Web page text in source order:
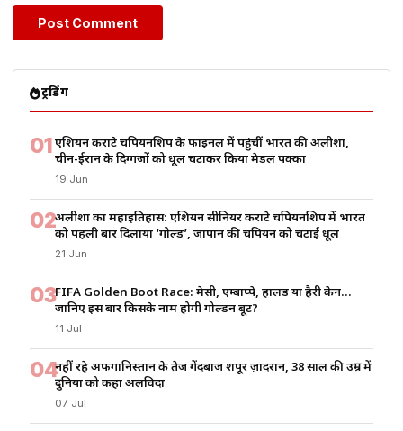
ट्रेंडिंग
01एशियन कराटे चैंपियनशिप के फाइनल में पहुंचीं भारत की अलीशा,
चीन-ईरान के दिग्गजों को धूल चटाकर किया मेडल पक्का
19 Jun
02अलीशा का महाइतिहास: एशियन सीनियर कराटे चैंपियनशिप में भारत
को पहली बार दिलाया ‘गोल्ड’, जापान की चैंपियन को चटाई धूल
21 Jun
03FIFA Golden Boot Race: मेसी, एम्बाप्पे, हालैंड या हैरी केन…
जानिए इस बार किसके नाम होगी गोल्डन बूट?
11 Jul
04नहीं रहे अफगानिस्तान के तेज गेंदबाज शपूर ज़ादरान, 38 साल की उम्र में
दुनिया को कहा अलविदा
07 Jul